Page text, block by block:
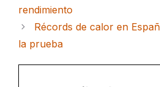
rendimiento
Récords de calor en
la prueba